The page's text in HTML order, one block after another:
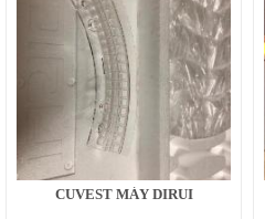
CUVEST MÁY DIRUI